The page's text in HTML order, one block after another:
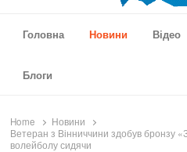
Головна
Новини Відео
Блоги
Home
Новини
Ветеран з Вінниччини здобув бронзу
волейболу сидячи